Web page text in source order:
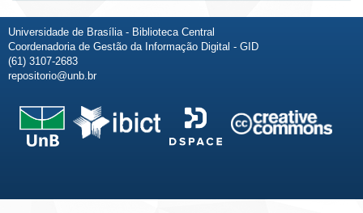
Universidade de Brasília - Biblioteca Central
Coordenadoria de Gestão da Informação Digital - GID
(61) 3107-2683
repositorio@unb.br